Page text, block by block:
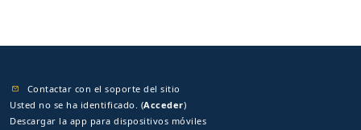
Contactar con el soporte del sitio
Usted no se ha identificado. (Acceder)
Descargar la app para dispositivos móviles